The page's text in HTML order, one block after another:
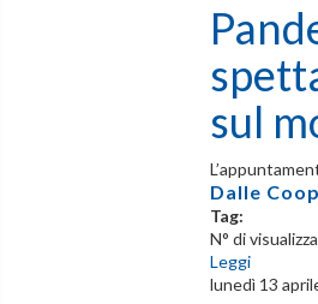
sul
Dalle
Tag:
N° di
Leggi
lunedì 13